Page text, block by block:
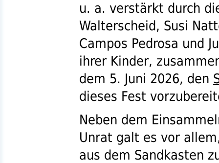
u. a. verstärkt durch
Walterscheid, Susi
Campos Pedrosa und
ihrer Kinder,
dem 5. Juni 2026, den
dieses Fest
Neben dem
Unrat galt es vor
aus dem Sandkasten